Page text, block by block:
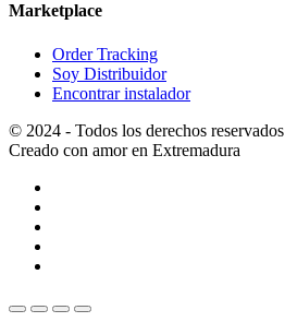
Marketplace
Order Tracking
Soy Distribuidor
Encontrar instalador
© 2024 - Todos los derechos reservados
Creado con amor en Extremadura